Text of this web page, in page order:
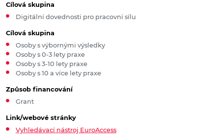
Cílová skupina
Digitální dovednosti pro pracovní sílu
Cílová skupina
Osoby s výbornými výsledky
Osoby s 0-3 lety praxe
Osoby s 3-10 lety praxe
Osoby s 10 a více lety praxe
Způsob financování
Grant
Link/webové stránky
Vyhledávací nástroj EuroAccess